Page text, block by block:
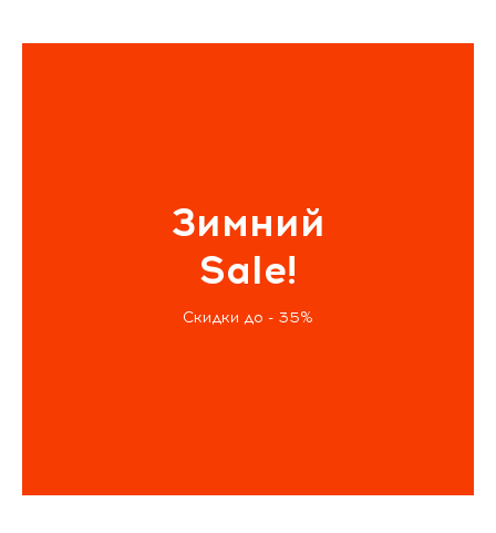
Зимний
Sale!
Скидки до - 35%